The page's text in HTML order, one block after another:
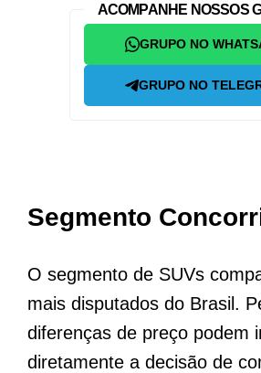
ACOMPANHE NOSSOS
GRUPO NO
GRUPO NO
Segmento
O segmento de SUVs
mais disputados do Brasil.
diferenças de preço podem
diretamente a decisão de